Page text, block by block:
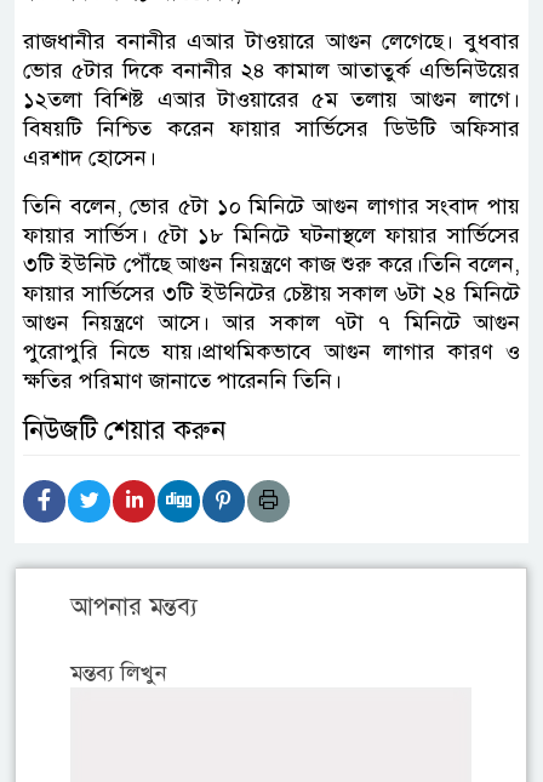
রাজধানীর বনানীর এআর টাওয়ারে আগুন লেগেছে। বুধবার
ভোর ৫টার দিকে বনানীর ২৪ কামাল আতাতুর্ক এভিনিউয়ের
১২তলা বিশিষ্ট এআর টাওয়ারের ৫ম তলায় আগুন লাগে।
বিষয়টি নিশ্চিত করেন ফায়ার সার্ভিসের ডিউটি অফিসার
এরশাদ হোসেন।
তিনি বলেন, ভোর ৫টা ১০ মিনিটে আগুন লাগার সংবাদ পায়
ফায়ার সার্ভিস। ৫টা ১৮ মিনিটে ঘটনাস্থলে ফায়ার সার্ভিসের
৩টি ইউনিট পৌঁছে আগুন নিয়ন্ত্রণে কাজ শুরু করে।তিনি বলেন,
ফায়ার সার্ভিসের ৩টি ইউনিটের চেষ্টায় সকাল ৬টা ২৪ মিনিটে
আগুন নিয়ন্ত্রণে আসে। আর সকাল ৭টা ৭ মিনিটে আগুন
পুরোপুরি নিভে যায়।প্রাথমিকভাবে আগুন লাগার কারণ ও
ক্ষতির পরিমাণ জানাতে পারেননি তিনি।
নিউজটি শেয়ার করুন
আপনার মন্তব্য
মন্তব্য লিখুন